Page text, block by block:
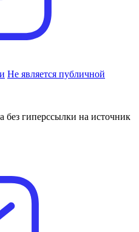
Не является публичной
без гиперссылки на источник